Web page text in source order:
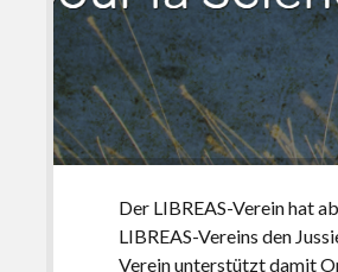
Der LIBREAS-Verein hat
LIBREAS-Vereins den
Verein unterstützt damit